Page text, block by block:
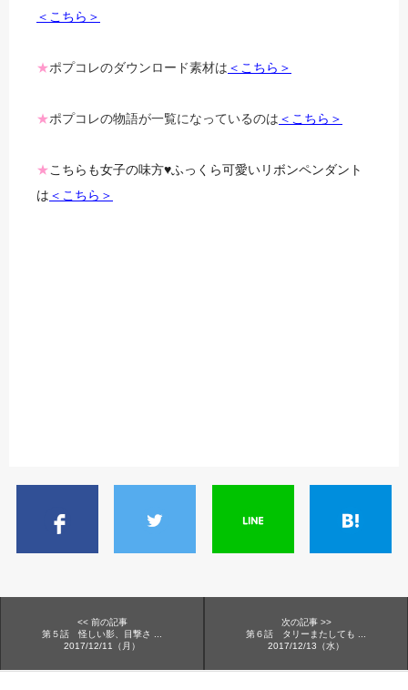
＜こちら＞
★ポプコレのダウンロード素材は ＜こちら＞
★ポプコレの物語が一覧になっているのは ＜こちら＞
★こちらも女子の味方♥ふっくら可愛いリボンペンダント
は ＜こちら＞
<< 前の記事
第５話 怪しい影、目撃さ ...
2017/12/11（月）
次の記事 >>
第６話 タリーまたしても ...
2017/12/13（水）